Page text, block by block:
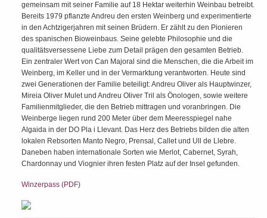
gemeinsam mit seiner Familie auf 18 Hektar weiterhin Weinbau betreibt.
Bereits 1979 pflanzte Andreu den ersten Weinberg und experimentierte
in den Achtzigerjahren mit seinen Brüdern. Er zählt zu den Pionieren
des spanischen Bioweinbaus. Seine gelebte Philosophie und die
qualitätsversessene Liebe zum Detail prägen den gesamten Betrieb.
Ein zentraler Wert von Can Majoral sind die Menschen, die die Arbeit im
Weinberg, im Keller und in der Vermarktung verantworten. Heute sind
zwei Generationen der Familie beteiligt: Andreu Oliver als Hauptwinzer,
Mireia Oliver Mulet und Andreu Oliver Tril als Önologen, sowie weitere
Familienmitglieder, die den Betrieb mittragen und voranbringen. Die
Weinberge liegen rund 200 Meter über dem Meeresspiegel nahe
Algaida in der DO Pla i Llevant. Das Herz des Betriebs bilden die alten
lokalen Rebsorten Manto Negro, Prensal, Callet und Ull de Llebre.
Daneben haben internationale Sorten wie Merlot, Cabernet, Syrah,
Chardonnay und Viognier ihren festen Platz auf der Insel gefunden.
Winzerpass (PDF)